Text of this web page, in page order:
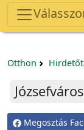
Otthon
Megosztás